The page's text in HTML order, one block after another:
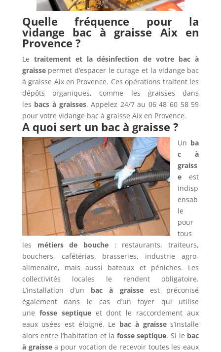
Quelle fréquence pour la
vidange bac à graisse Aix en
Provence ?
Le traitement et la désinfection de votre bac à
graissepermet d’espacer le curage et la vidange bac
à graisse Aix en Provence. Ces opérations traitent les
dépôts organiques, comme les graisses dans
les bacs à graisses. Appelez 24/7 au 06 48 60 58 59
pour votre vidange bac à graisse Aix en Provence.
A quoi sert un bac à graisse ?
Un ba
c à
graiss
eest
indisp
ensab
le
pour
tous
les métiers de bouche : restaurants, traiteurs,
bouchers, cafétérias, brasseries, industrie agro-
alimenaire, mais aussi bateaux et péniches. Les
collectivités locales le rendent obligatoire.
L’installation d’un bac à graisseest préconisé
également dans le cas d’un foyer qui utilise
une fosse septiqueet dont le raccordement aux
eaux usées est éloigné. Le bac à graisses’installe
alors entre l’habitation et la fosse septique. Si le bac
à graissea pour vocation de recevoir toutes les eaux